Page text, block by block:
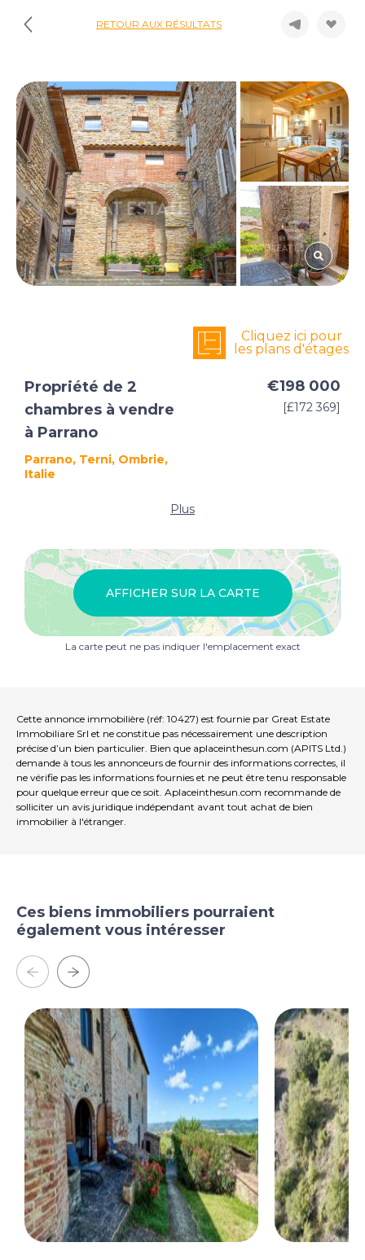
RETOUR AUX RÉSULTATS
Cliquez ici pour
les plans d'étages
Propriété de 2
chambres à vendre
à Parrano
Parrano, Terni, Ombrie,
Italie
€198 000
[£172 369]
Plus
AFFICHER SUR LA CARTE
La carte peut ne pas indiquer l'emplacement exact
Cette annonce immobilière (réf: 10427) est fournie par Great Estate
Immobiliare Srl et ne constitue pas nécessairement une description
précise d’un bien particulier. Bien que aplaceinthesun.com (APITS Ltd.)
demande à tous les annonceurs de fournir des informations correctes, il
ne vérifie pas les informations fournies et ne peut être tenu responsable
pour quelque erreur que ce soit. Aplaceinthesun.com recommande de
solliciter un avis juridique indépendant avant tout achat de bien
immobilier à l'étranger.
Ces biens immobiliers pourraient
également vous intéresser